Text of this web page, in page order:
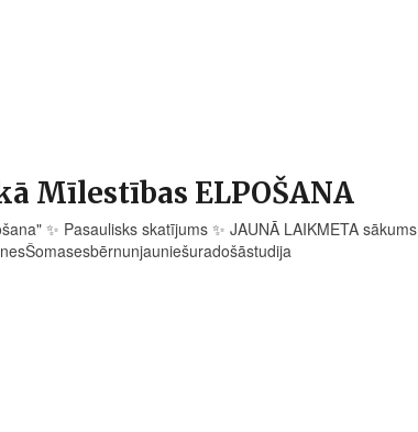
Mīlestības ELPOŠANA
✨ Pasaulisks skatījums ✨ JAUNĀ LAIKMETA sākums